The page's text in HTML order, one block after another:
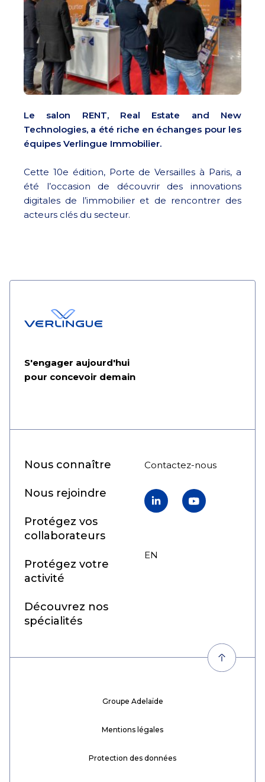
Le salon RENT, Real Estate and New
Technologies, a été riche en échanges pour les
équipes Verlingue Immobilier.
Cette 10e édition, Porte de Versailles à Paris, a
été l’occasion de découvrir des innovations
digitales de l’immobilier et de rencontrer des
acteurs clés du secteur.
S'engager aujourd'hui
pour concevoir demain
Nous connaître
Nous rejoindre
Protégez vos
collaborateurs
Protégez votre
activité
Découvrez nos
spécialités
Contactez-nous
LinkedInYouTube
FR
EN
Groupe Adelaïde
Mentions légales
Protection des données